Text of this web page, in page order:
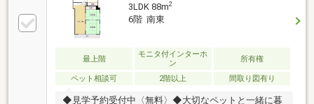
3LDK 88m2
6階 南東
最上階
モニタ付インターホ
ン
所有権
ペット相談可 2階以上 間取り図有り
◆見学予約受付中〈無料〉◆大切なペットと一緒に暮